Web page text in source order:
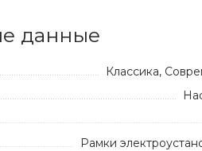
данные
Классика,
Рамки